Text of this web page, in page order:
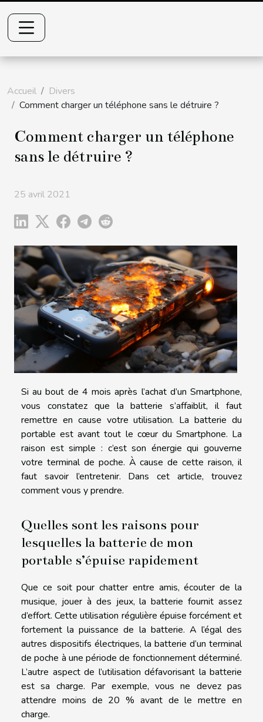
Accueil
Divers
Comment charger un téléphone sans le détruire ?
Comment charger un téléphone
sans le détruire ?
25 avril 2021
Si au bout de 4 mois après l’achat d’un Smartphone,
vous constatez que la batterie s’affaiblit, il faut
remettre en cause votre utilisation. La batterie du
portable est avant tout le cœur du Smartphone. La
raison est simple : c’est son énergie qui gouverne
votre terminal de poche. À cause de cette raison, il
faut savoir l’entretenir. Dans cet article, trouvez
comment vous y prendre.
Quelles sont les raisons pour
lesquelles la batterie de mon
portable s’épuise rapidement
Que ce soit pour chatter entre amis, écouter de la
musique, jouer à des jeux, la batterie fournit assez
d’effort. Cette utilisation régulière épuise forcément et
fortement la puissance de la batterie. A l’égal des
autres dispositifs électriques, la batterie d’un terminal
de poche à une période de fonctionnement déterminé.
L’autre aspect de l’utilisation défavorisant la batterie
est sa charge. Par exemple, vous ne devez pas
attendre moins de 20 % avant de le mettre en
charge.